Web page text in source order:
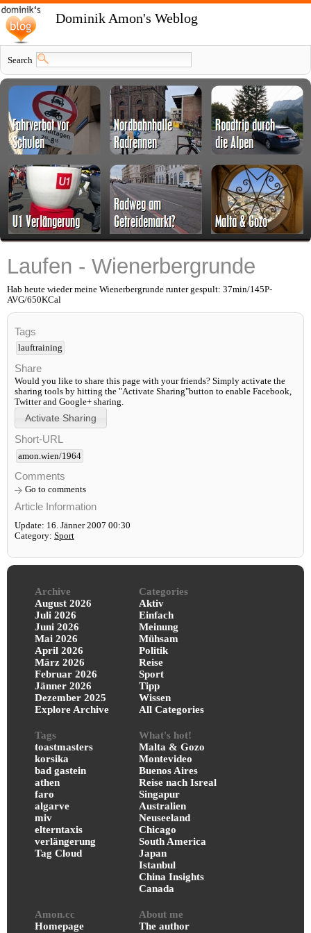
Dominik Amon's Weblog
Search
Laufen - Wienerbergrunde
Hab heute wieder meine Wienerbergrunde runter gespult: 37min/145P-
AVG/650KCal
Tags
lauftraining
Share
Would you like to share this page with your friends? Simply activate the
sharing tools by hitting the "Activate Sharing"button to enable Facebook,
Twitter and Google+ sharing.
Short-URL
amon.wien/1964
Comments
Go to comments
Article Information
Update: 16. Jänner 2007 00:30
Category: Sport
Archive
August 2026
Juli 2026
Juni 2026
Mai 2026
April 2026
März 2026
Februar 2026
Jänner 2026
Dezember 2025
Explore Archive
Categories
Aktiv
Einfach
Meinung
Mühsam
Politik
Reise
Sport
Tipp
Wissen
All Categories
Tags
toastmasters
korsika
bad gastein
athen
faro
algarve
miv
elterntaxis
verlängerung
Tag Cloud
What's hot!
Malta & Gozo
Montevideo
Buenos Aires
Reise nach Isreal
Singapur
Australien
Neuseeland
Chicago
South America
Japan
Istanbul
China Insights
Canada
Amon.cc
Homepage
About me
The author